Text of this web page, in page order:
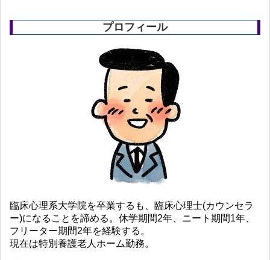
プロフィール
臨床心理系大学院を卒業するも、臨床心理士(カウンセラ
ー)になることを諦める。休学期間2年、ニート期間1年、
フリーター期間2年を経験する。
現在は特別養護老人ホーム勤務。